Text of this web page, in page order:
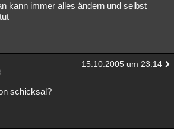
kann immer alles ändern und selbst
15.10.2005 um 23:14
schicksal?